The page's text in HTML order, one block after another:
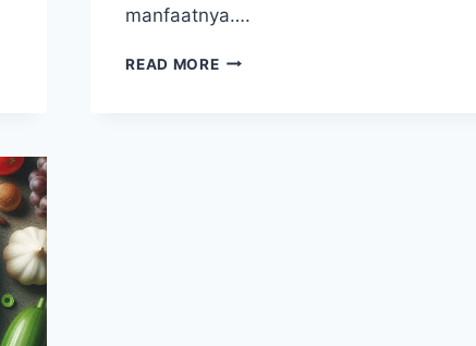
manfaatnya….
READ MOREBURGER